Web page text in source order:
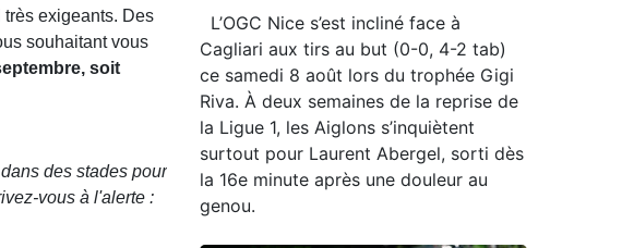
exigeants. Des
souhaitant vous
soit
des stades pour
vous à l'alerte :
L’OGC Nice s’est incliné face à
Cagliari aux tirs au but (0-0, 4-2 tab)
ce samedi 8 août lors du trophée Gigi
Riva. À deux semaines de la reprise de
la Ligue 1, les Aiglons s’inquiètent
surtout pour Laurent Abergel, sorti dès
la 16e minute après une douleur au
genou.